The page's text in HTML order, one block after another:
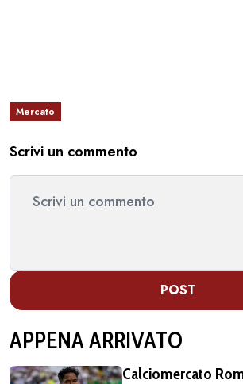
Mercato
Scrivi un commento
POST
APPENA ARRIVATO
Calciomercato